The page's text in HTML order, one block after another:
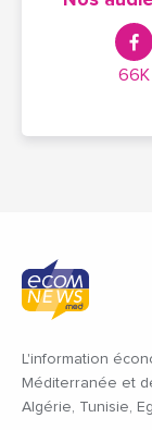
66K
L'information
Méditerranée et
Algérie, Tunisie,